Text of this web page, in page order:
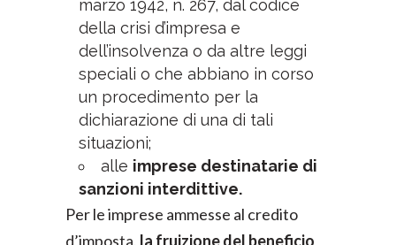
marzo 1942, n. 267, dal codice
della crisi d’impresa e
dell’insolvenza o da altre leggi
speciali o che abbiano in corso
un procedimento per la
dichiarazione di una di tali
situazioni;
alle imprese destinatarie di
sanzioni interdittive.
Per le imprese ammesse al credito
d’imposta, la fruizione del beneficio